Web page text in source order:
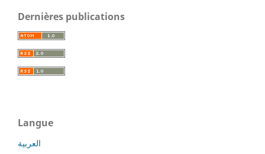
Dernières publications
Langue
العربية